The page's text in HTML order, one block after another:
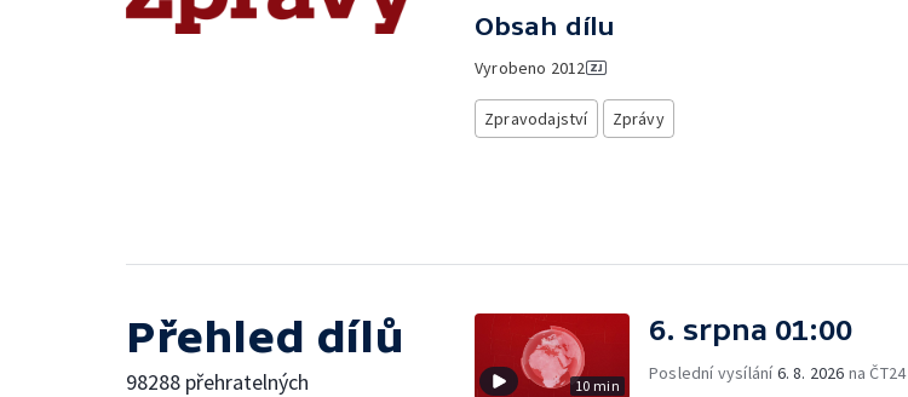
Obsah dílu
Vyrobeno 2012
Zpravodajství Zprávy
Přehled dílů
98288 přehratelných 10 min
6. srpna 01:00
Poslední vysílání6. 8. 2026 na ČT24